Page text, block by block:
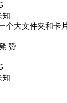
知
个大文件夹和卡
赞
知